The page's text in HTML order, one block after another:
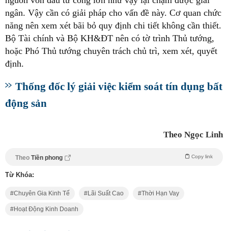
ngân. Vậy cần có giải pháp cho vấn đề này. Cơ quan chức
năng nên xem xét bãi bỏ quy định chi tiết không cần thiết.
Bộ Tài chính và Bộ KH&ĐT nên có tờ trình Thủ tướng,
hoặc Phó Thủ tướng chuyên trách chủ trì, xem xét, quyết
định.
Thống đốc lý giải việc kiểm soát tín dụng bất
động sản
Theo Ngọc Linh
Theo Tiền phong Copy link
Từ Khóa:
Chuyên Gia Kinh Tế Lãi Suất Cao Thời Hạn Vay
Hoạt Động Kinh Doanh